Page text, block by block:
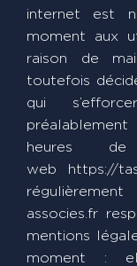
internet est
moment aux
raison de
toutefois
qui
heures
web https://
associes.fr
mentions
moment :